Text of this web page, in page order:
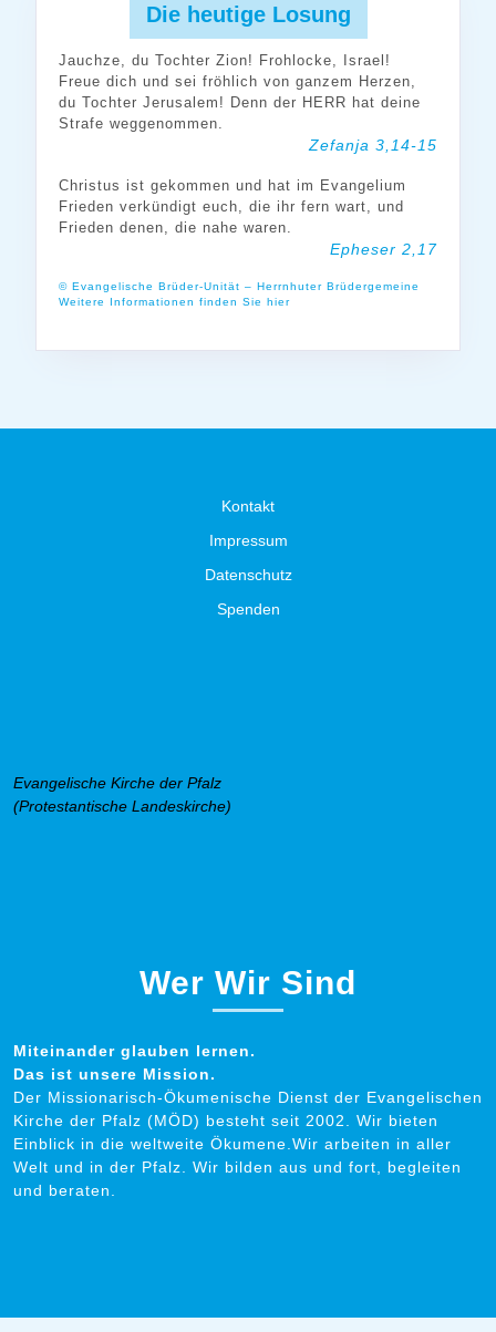
Die heutige Losung
Jauchze, du Tochter Zion! Frohlocke, Israel!
Freue dich und sei fröhlich von ganzem Herzen,
du Tochter Jerusalem! Denn der HERR hat deine
Strafe weggenommen.
Zefanja 3,14-15
Christus ist gekommen und hat im Evangelium
Frieden verkündigt euch, die ihr fern wart, und
Frieden denen, die nahe waren.
Epheser 2,17
© Evangelische Brüder-Unität – Herrnhuter Brüdergemeine
Weitere Informationen finden Sie hier
Kontakt
Impressum
Datenschutz
Spenden
Evangelische Kirche der Pfalz
(Protestantische Landeskirche)
Wer Wir Sind
Miteinander glauben lernen.
Das ist unsere Mission.
Der Missionarisch-Ökumenische Dienst der Evangelischen
Kirche der Pfalz (MÖD) besteht seit 2002. Wir bieten
Einblick in die weltweite Ökumene.Wir arbeiten in aller
Welt und in der Pfalz. Wir bilden aus und fort, begleiten
und beraten.